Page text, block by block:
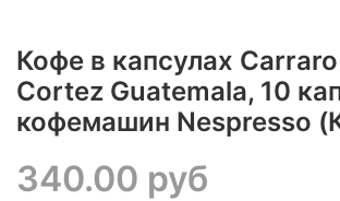
Кофе в капсулах
Cortez Guatemala, 10
кофемашин Nespresso
340.00 руб